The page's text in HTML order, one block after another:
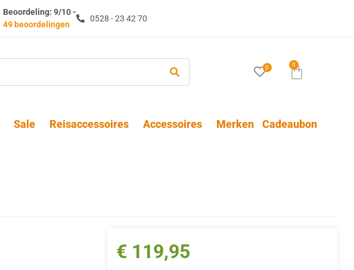
Beoordeling: 9/10 -
49 beoordelingen
0528 - 23 42 70
0 0
Sale Reisaccessoires Accessoires Merken Cadeaubon
€ 119,95